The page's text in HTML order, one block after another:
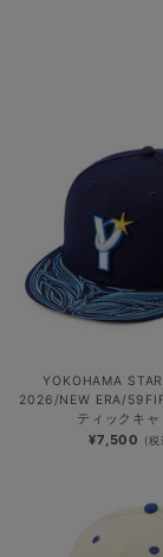
YOKOHAMA
2026/NEW ERA/
ティックキャ
¥7,500 (税